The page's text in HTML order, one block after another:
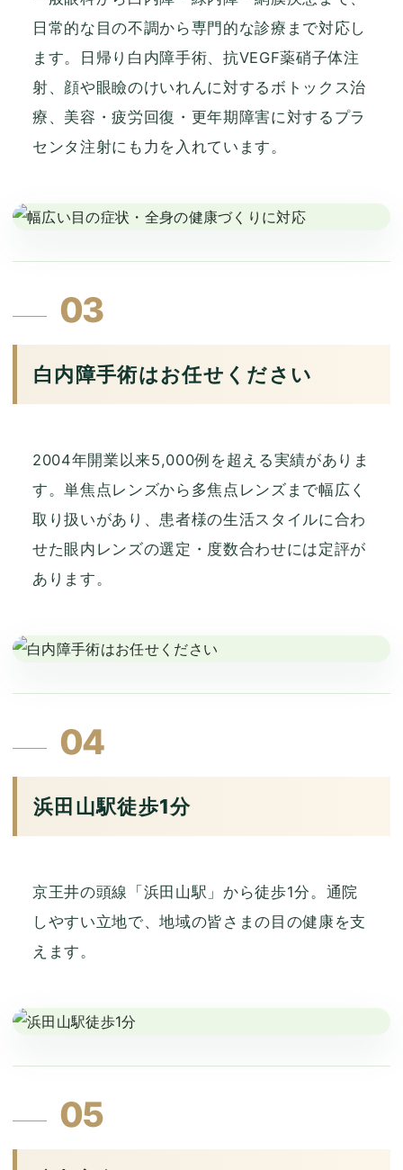
日常的な目の不調から専門的な診療まで対応し
ます。日帰り白内障手術、抗VEGF薬硝子体注
射、顔や眼瞼のけいれんに対するボトックス治
療、美容・疲労回復・更年期障害に対するプラ
センタ注射にも力を入れています。
03
白内障手術はお任せください
2004年開業以来5,000例を超える実績がありま
す。単焦点レンズから多焦点レンズまで幅広く
取り扱いがあり、患者様の生活スタイルに合わ
せた眼内レンズの選定・度数合わせには定評が
あります。
04
浜田山駅徒歩1分
京王井の頭線「浜田山駅」から徒歩1分。通院
しやすい立地で、地域の皆さまの目の健康を支
えます。
05